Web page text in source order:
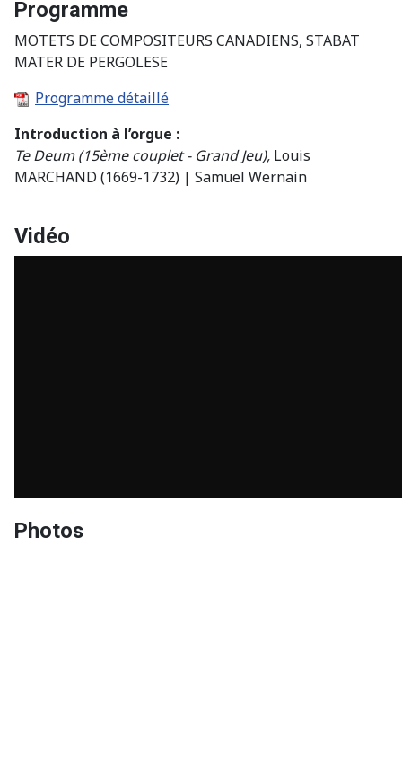
Programme
MOTETS DE COMPOSITEURS CANADIENS, STABAT
MATER DE PERGOLESE
Programme détaillé
Introduction à l’orgue :
Te Deum (15ème couplet - Grand Jeu), Louis
MARCHAND (1669-1732) | Samuel Wernain
Vidéo
Photos